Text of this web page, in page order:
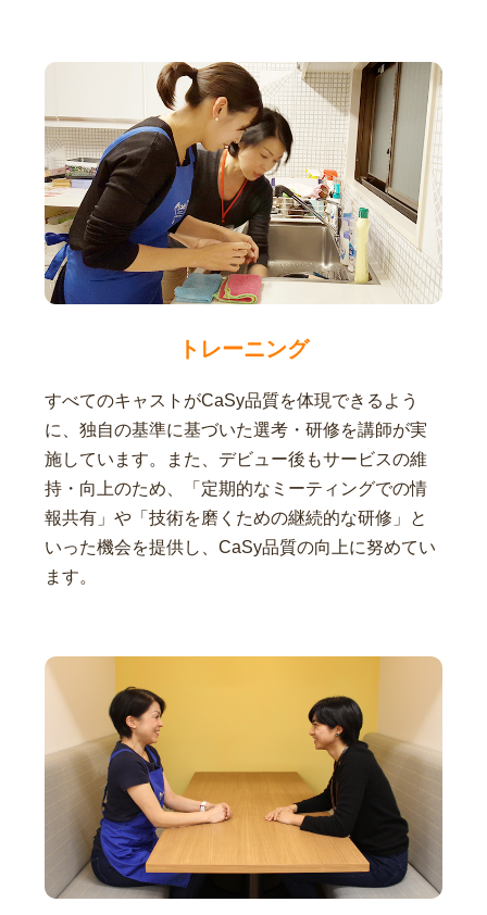
トレーニング
すべてのキャストがCaSy品質を体現できるよう
に、独自の基準に基づいた選考・研修を講師が実
施しています。また、デビュー後もサービスの維
持・向上のため、「定期的なミーティングでの情
報共有」や「技術を磨くための継続的な研修」と
いった機会を提供し、CaSy品質の向上に努めてい
ます。